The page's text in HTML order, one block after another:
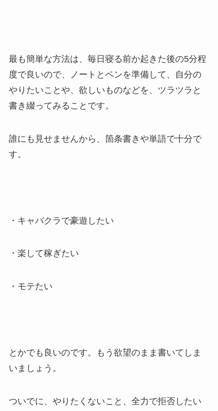
最も簡単な方法は、毎日寝る前か起きた後の5分程
度で良いので、ノートとペンを準備して、自分の
やりたいことや、欲しいものなどを、ツラツラと
書き綴ってみることです。
誰にも見せませんから、箇条書きや単語で十分で
す。
・キャバクラで豪遊したい
・楽して稼ぎたい
・モテたい
とかでも良いのです。もう欲望のまま書いてしま
いましょう。
ついでに、やりたくないこと、全力で拒否したい